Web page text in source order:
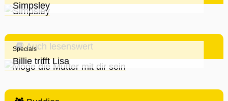
Simpsley
Auch lesenswert
Specials
Billie trifft Lisa